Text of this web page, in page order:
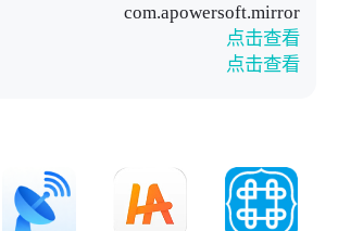
com.apowersoft.mirror
点击查看
点击查看